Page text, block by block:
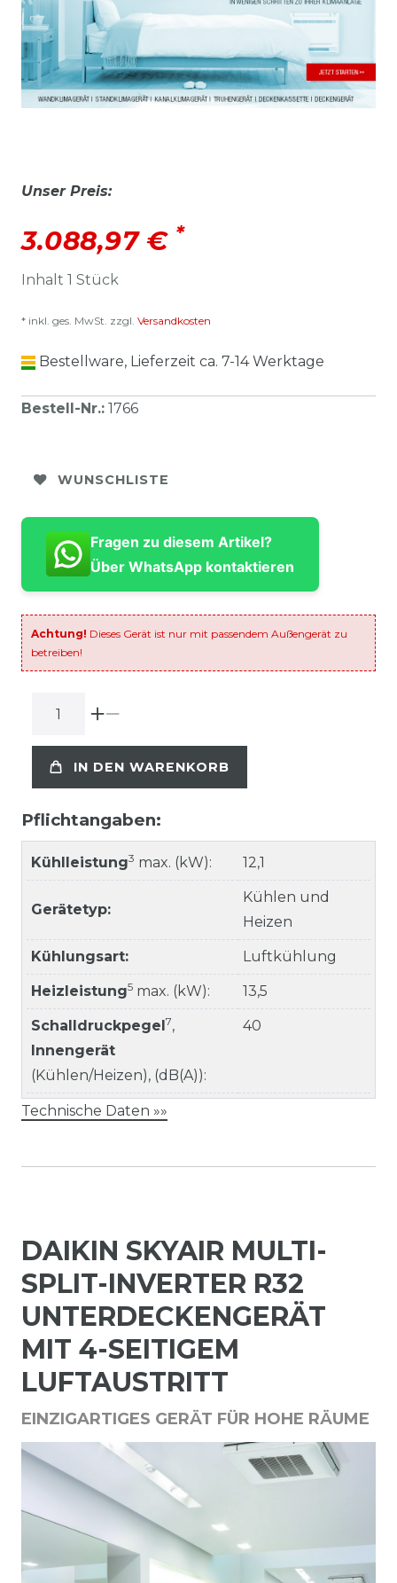
Unser Preis:
3.088,97 € *
Inhalt 1 Stück
* inkl. ges. MwSt. zzgl. Versandkosten
Bestellware, Lieferzeit ca. 7-14 Werktage
Bestell-Nr.: 1766
WUNSCHLISTE
Fragen zu diesem Artikel?
Über WhatsApp kontaktieren
Achtung! Dieses Gerät ist nur mit passendem Außengerät zu
betreiben!
IN DEN WARENKORB
Pflichtangaben:
Kühlleistung3 max. (kW): 12,1
Gerätetyp:
Kühlen und
Heizen
Kühlungsart: Luftkühlung
Heizleistung5 max. (kW): 13,5
Schalldruckpegel 7,
Innengerät
(Kühlen/Heizen), (dB(A)):
40
Technische Daten »»
DAIKIN SKYAIR MULTI-
SPLIT-INVERTER R32
UNTERDECKENGERÄT
MIT 4-SEITIGEM
LUFTAUSTRITT
EINZIGARTIGES GERÄT FÜR HOHE RÄUME